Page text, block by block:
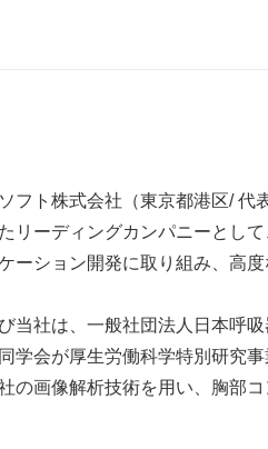
フト株式会社（東京都港区/ 代
リーディングカンパニーとし
ーション開発に取り組み、高
当社は、一般社団法人日本呼
学会が厚生労働科学特別研究
の画像解析技術を用い、胸部